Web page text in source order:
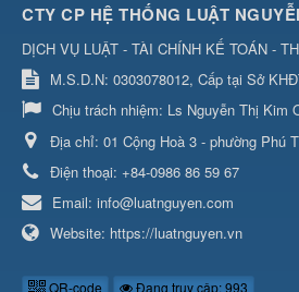
CTY CP HỆ THỐNG LUẬT
DỊCH VỤ LUẬT - TÀI CHÍNH KẾ TOÁN -
M.S.D.N: 0303078012, Cấp tại Sở
Chịu trách nhiệm: Ls Nguyễn Thị Kim
Địa chỉ: 01 Cộng Hoà 3 - phường Phú
Điện thoại: +84-0986 86 59 67
Email: info@luatnguyen.com
Website: https://luatnguyen.vn
QR-code Đang truy cập: 993